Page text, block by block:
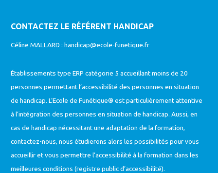
CONTACTEZ LE RÉFÉRENT HANDICAP
Céline MALLARD :handicap@ecole-funetique.fr
Établissements type ERP catégorie 5 accueillant moins de 20
personnes permettant l’accessibilité des personnes en situation
de handicap. L’Ecole de Funétique® est particulièrement attentive
à l’intégration des personnes en situation de handicap. Aussi, en
cas de handicap nécessitant une adaptation de la formation,
contactez-nous, nous étudierons alors les possibilités pour vous
accueillir et vous permettre l’accessibilité à la formation dans les
meilleures conditions (registre public d’accessibilité).